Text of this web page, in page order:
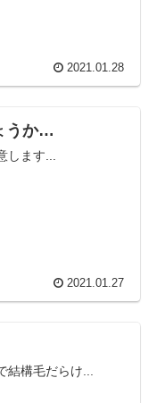
2021.01.28
うか…
ます...
2021.01.27
構毛だらけ...